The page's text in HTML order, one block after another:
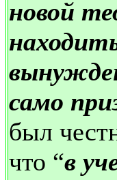
новой
само
был
что “в